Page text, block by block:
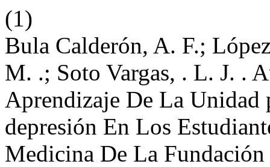
(1)
Bula Calderón, A. F.;
M. .; Soto Vargas, . L. J. .
Aprendizaje De La Unidad
depresión En Los
Medicina De La